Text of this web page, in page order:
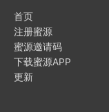
首页
注册蜜源
蜜源邀请码
下载蜜源APP
更新